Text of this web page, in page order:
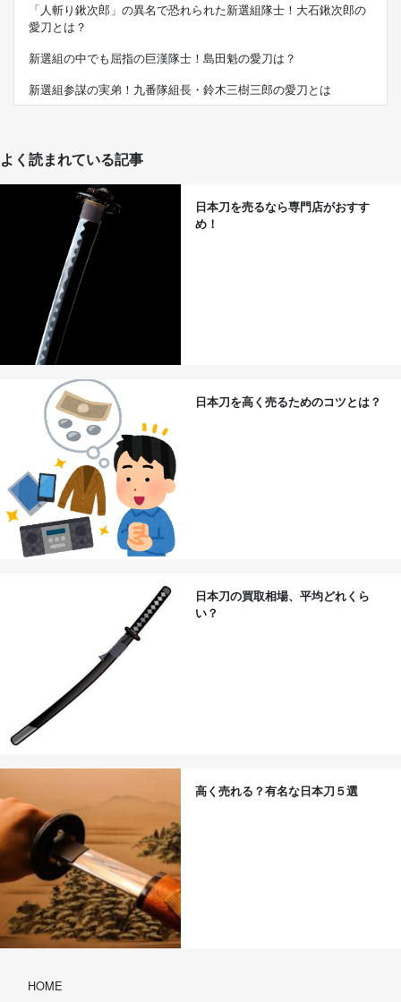
「人斬り鍬次郎」の異名で恐れられた新選組隊士！大石鍬次郎の
愛刀とは？
新選組の中でも屈指の巨漢隊士！島田魁の愛刀は？
新選組参謀の実弟！九番隊組長・鈴木三樹三郎の愛刀とは
よく読まれている記事
日本刀を売るなら専門店がおすす
め！
日本刀を高く売るためのコツとは？
日本刀の買取相場、平均どれくら
い？
高く売れる？有名な日本刀５選
HOME